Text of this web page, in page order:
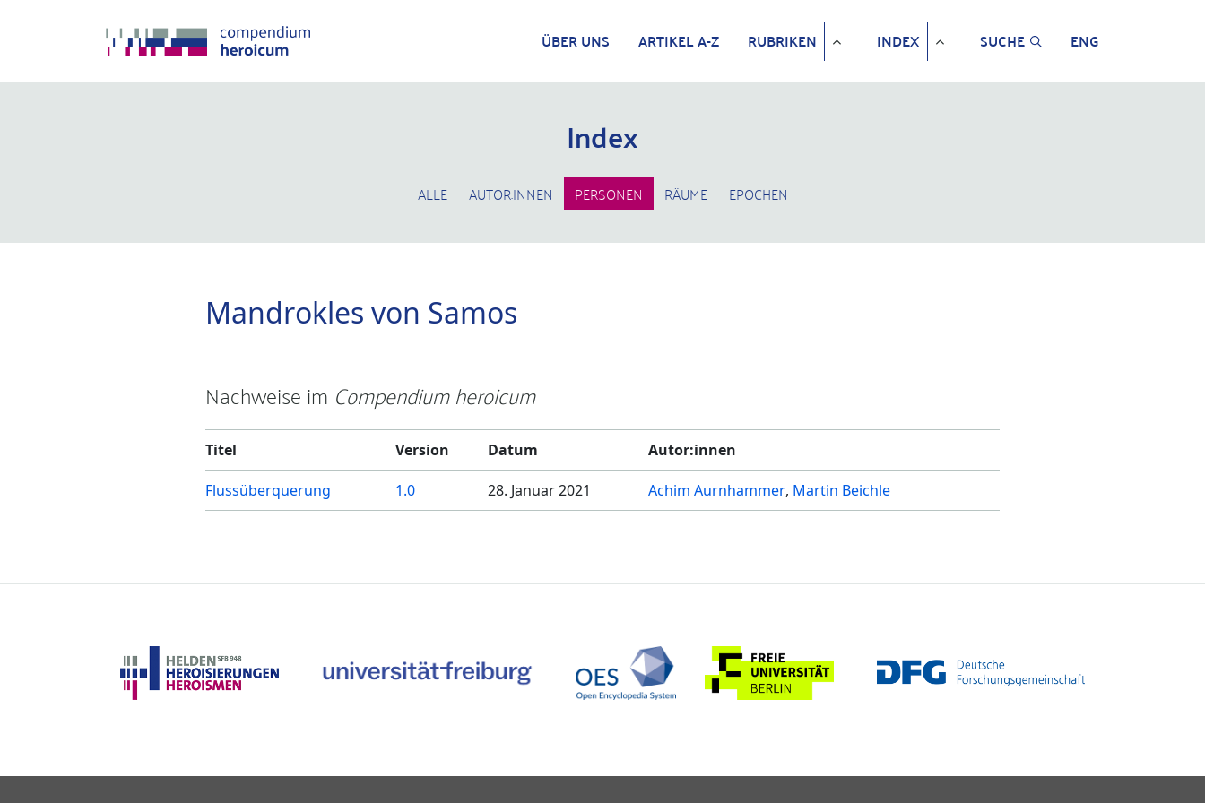
ÜBER UNS ARTIKEL A-Z RUBRIKEN INDEX SUCHE ENG
Index
ALLE AUTOR:INNEN PERSONEN RÄUME EPOCHEN
Mandrokles von Samos
Nachweise im Compendium heroicum
Titel Version Datum Autor:innen
Flussüberquerung 1.0 28. Januar 2021 Achim Aurnhammer Martin Beichle